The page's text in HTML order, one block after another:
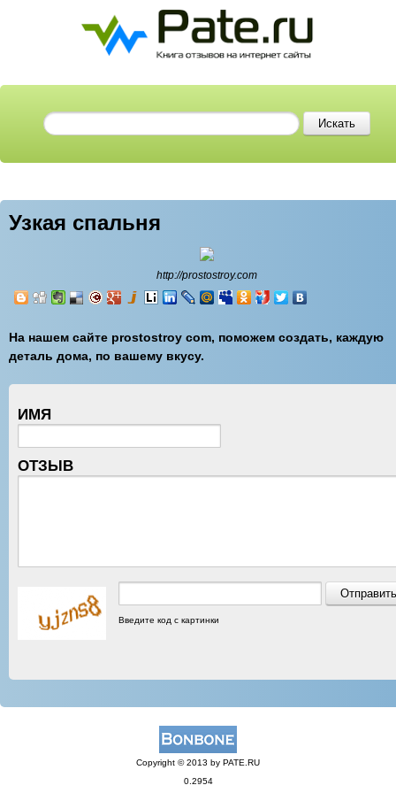
Узкая спальня
http://prostostroy.com
На нашем сайте prostostroy com, поможем создать, каждую
деталь дома, по вашему вкусу.
ИМЯ
ОТЗЫВ
Введите код с картинки
Copyright © 2013 by PATE.RU
0.2954